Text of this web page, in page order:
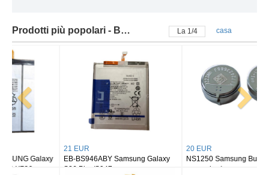
Prodotti più popolari - Batteria samsung La 2/4 casa
EB-BS946ABY Samsung Galaxy
S26 Plus/S947
NS1250 Samsung Buds 2/ buds 2